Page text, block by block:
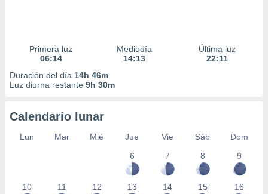
Primera luz
06:14
Mediodía
14:13
Última luz
22:11
Duración del día 14h 46m
Luz diurna restante 9h 30m
Calendario lunar
Lun Mar Mié Jue Vie Sáb
Dom
6
7 8 9
10 11 12 13 14 15 16